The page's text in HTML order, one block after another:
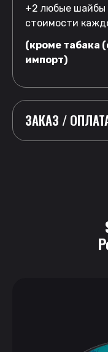
+2 любые шайбы
стоимости
(кроме табака
импорт)
ЗАКАЗ /